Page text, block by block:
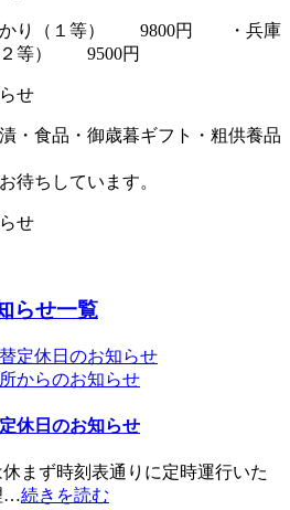
かり（１等） 9800円 ・兵庫
２等） 9500円
・食品・御歳暮ギフト・粗供養品
待ちしています。
らせ一覧
からのお知らせ
休日のお知らせ
まず時刻表通りに定時運行いた
…続きを読む